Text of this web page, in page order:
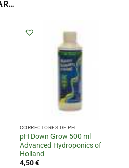
CORRECTORES DE PH
pH Down Grow 500 ml
Advanced Hydroponics of
Holland
4,50€